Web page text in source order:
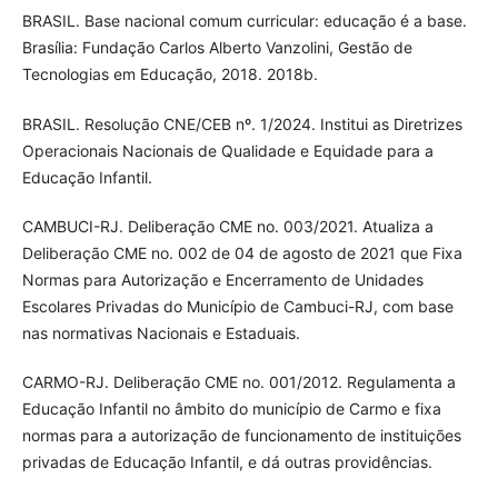
BRASIL. Base nacional comum curricular: educação é a base.
Brasília: Fundação Carlos Alberto Vanzolini, Gestão de
Tecnologias em Educação, 2018. 2018b.
BRASIL. Resolução CNE/CEB nº. 1/2024. Institui as Diretrizes
Operacionais Nacionais de Qualidade e Equidade para a
Educação Infantil.
CAMBUCI-RJ. Deliberação CME no. 003/2021. Atualiza a
Deliberação CME no. 002 de 04 de agosto de 2021 que Fixa
Normas para Autorização e Encerramento de Unidades
Escolares Privadas do Município de Cambuci-RJ, com base
nas normativas Nacionais e Estaduais.
CARMO-RJ. Deliberação CME no. 001/2012. Regulamenta a
Educação Infantil no âmbito do município de Carmo e fixa
normas para a autorização de funcionamento de instituições
privadas de Educação Infantil, e dá outras providências.